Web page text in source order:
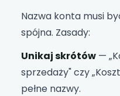
Nazwa konta musi
spójna. Zasady:
Unikaj skrótów —
sprzedaży" czy
pełne nazwy.